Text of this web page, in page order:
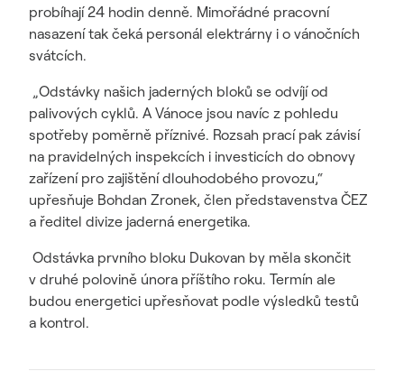
probíhají 24 hodin denně. Mimořádné pracovní
nasazení tak čeká personál elektrárny i o vánočních
svátcích.
„Odstávky našich jaderných bloků se odvíjí od
palivových cyklů. A Vánoce jsou navíc z pohledu
spotřeby poměrně příznivé. Rozsah prací pak závisí
na pravidelných inspekcích i investicích do obnovy
zařízení pro zajištění dlouhodobého provozu,“
upřesňuje Bohdan Zronek, člen představenstva ČEZ
a ředitel divize jaderná energetika.
Odstávka prvního bloku Dukovan by měla skončit
v druhé polovině února příštího roku. Termín ale
budou energetici upřesňovat podle výsledků testů
a kontrol.